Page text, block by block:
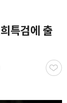
특검에 출